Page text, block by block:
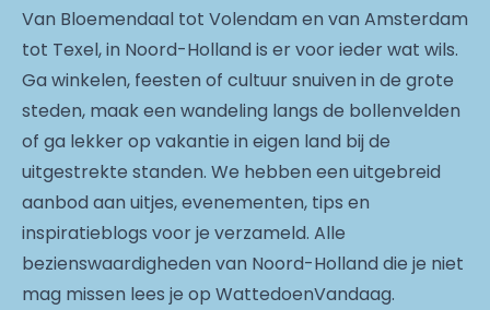
Van Bloemendaal tot Volendam en van Amsterdam
tot Texel, in Noord-Holland is er voor ieder wat wils.
Ga winkelen, feesten of cultuur snuiven in de grote
steden, maak een wandeling langs de bollenvelden
of ga lekker op vakantie in eigen land bij de
uitgestrekte standen. We hebben een uitgebreid
aanbod aan uitjes, evenementen, tips en
inspiratieblogs voor je verzameld. Alle
bezienswaardigheden van Noord-Holland die je niet
mag missen lees je op WattedoenVandaag.